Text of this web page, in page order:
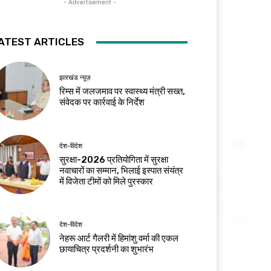
- Advertisement -
ARTICLES
झारखंड न्यूज़
रिम्स में जलजमाव पर स्वास्थ्य मंत्री सख्त,
संवेदक पर कार्रवाई के निर्देश
देश-विदेश
सुरक्षा-2026 प्रतियोगिता में सुरक्षा
नवाचारों का सम्मान, भिलाई इस्पात संयंत्र
में विजेता टीमों को मिले पुरस्कार
देश-विदेश
नेहरू आर्ट गैलरी में हिमांशु वर्मा की एकल
छायाचित्र प्रदर्शनी का शुभारंभ